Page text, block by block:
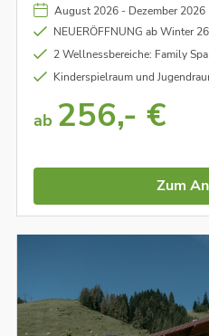
Ankommen und Wohlfühlen
August 2026 - Dezember 2026
NEUERÖFFNUNG ab Winter 26
2 Wellnessbereiche: Family Spa (mit Kinderpool, Dampfbad, Saunen
Kinderspielraum und
ab 256,- €
Zum